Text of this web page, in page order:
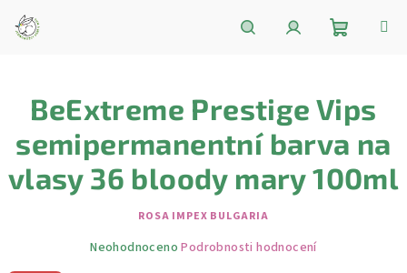
obsah
košík
BeExtreme Prestige Vips
semipermanentní barva na
vlasy 36 bloody mary 100ml
ROSA IMPEX BULGARIA
Průměrné
Neohodnoceno Podrobnosti hodnocení